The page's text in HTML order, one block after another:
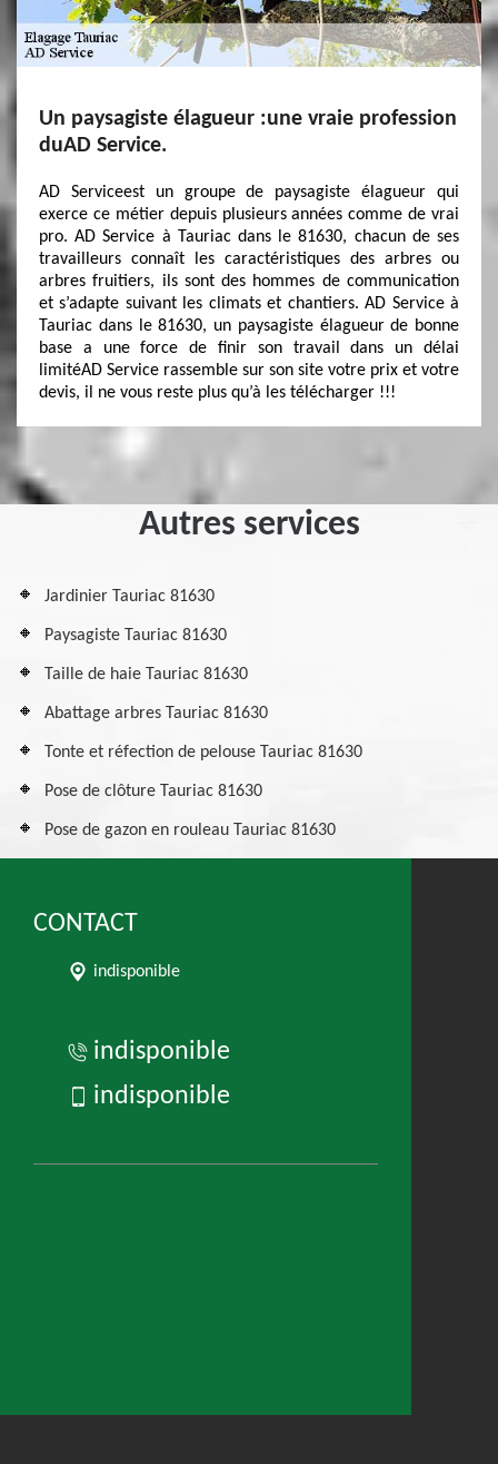
Un paysagiste élagueur :une vraie profession
duAD Service.
AD Serviceest un groupe de paysagiste élagueur qui
exerce ce métier depuis plusieurs années comme de vrai
pro. AD Service à Tauriac dans le 81630, chacun de ses
travailleurs connaît les caractéristiques des arbres ou
arbres fruitiers, ils sont des hommes de communication
et s’adapte suivant les climats et chantiers. AD Service à
Tauriac dans le 81630, un paysagiste élagueur de bonne
base a une force de finir son travail dans un délai
limitéAD Service rassemble sur son site votre prix et votre
devis, il ne vous reste plus qu’à les télécharger !!!
Autres services
Jardinier Tauriac 81630
Paysagiste Tauriac 81630
Taille de haie Tauriac 81630
Abattage arbres Tauriac 81630
Tonte et réfection de pelouse Tauriac 81630
Pose de clôture Tauriac 81630
Pose de gazon en rouleau Tauriac 81630
CONTACT
indisponible
indisponible
indisponible